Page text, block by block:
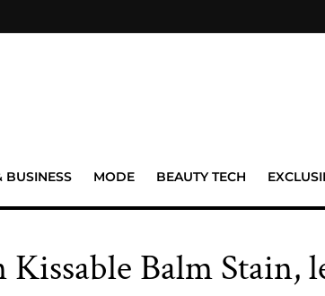
BUSINESS MODE BEAUTY TECH
Kissable Balm Stain,